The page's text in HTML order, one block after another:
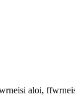
aloi,